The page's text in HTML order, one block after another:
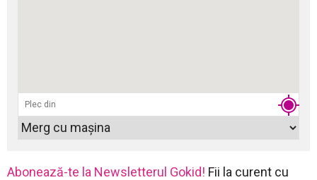
Abonează-te la Newsletterul Gokid! Fii la curent cu